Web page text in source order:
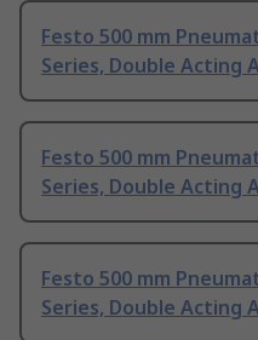
Festo 500 mm
Series, Double Acting
Festo 500 mm
Series, Double Acting
Festo 500 mm
Series, Double Acting